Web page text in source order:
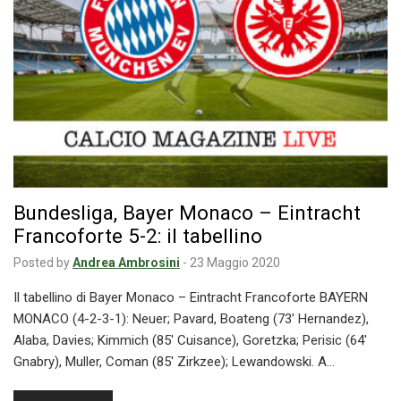
Bundesliga, Bayer Monaco – Eintracht
Francoforte 5-2: il tabellino
Posted byAndrea Ambrosini - 23 Maggio 2020
Il tabellino di Bayer Monaco – Eintracht Francoforte BAYERN
MONACO (4-2-3-1): Neuer; Pavard, Boateng (73′ Hernandez),
Alaba, Davies; Kimmich (85′ Cuisance), Goretzka; Perisic (64′
Gnabry), Muller, Coman (85′ Zirkzee); Lewandowski. A…